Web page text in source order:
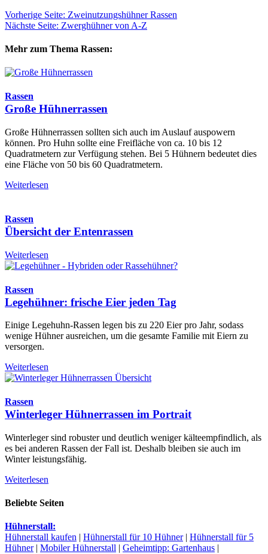
Vorherige Seite: Zweinutzungshühner Rassen
Nächste Seite: Zwerghühner von A-Z
Mehr zum Thema Rassen:
Rassen
Große Hühnerrassen
Große Hühnerrassen sollten sich auch im Auslauf auspowern
können. Pro Huhn sollte eine Freifläche von ca. 10 bis 12
Quadratmetern zur Verfügung stehen. Bei 5 Hühnern bedeutet dies
eine Fläche von 50 bis 60 Quadratmetern.
Weiterlesen
Rassen
Übersicht der Entenrassen
Weiterlesen
Rassen
Legehühner: frische Eier jeden Tag
Einige Legehuhn-Rassen legen bis zu 220 Eier pro Jahr, sodass
wenige Hühner ausreichen, um die gesamte Familie mit Eiern zu
versorgen.
Weiterlesen
Rassen
Winterleger Hühnerrassen im Portrait
Winterleger sind robuster und deutlich weniger kälteempfindlich, als
es bei anderen Rassen der Fall ist. Deshalb bleiben sie auch im
Winter leistungsfähig.
Weiterlesen
Beliebte Seiten
Hühnerstall:
Hühnerstall kaufen | Hühnerstall für 10 Hühner| Hühnerstall für 5
Hühner| Mobiler Hühnerstall | Geheimtipp: Gartenhaus |